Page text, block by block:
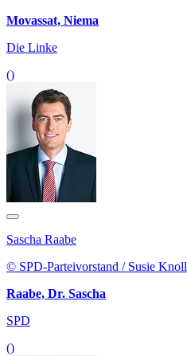
Movassat, Niema
Die Linke
()
Sascha Raabe
© SPD-Parteivorstand / Susie Knoll
Raabe, Dr. Sascha
SPD
()